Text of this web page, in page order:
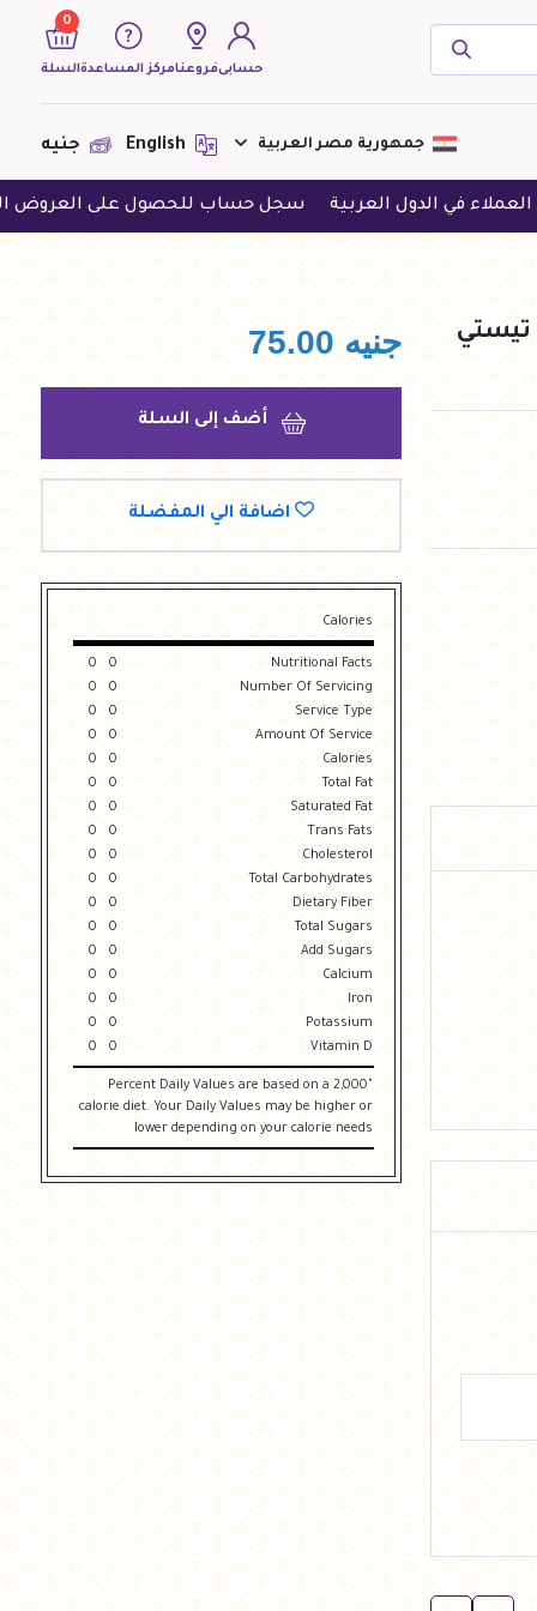
حسابىفروعنامركز المساعدة
0
السلة
لا يوجد منتجات لعرضها فى الوقت
الحالى
جمهورية مصر العربية جنيه
الدول العربية سجل حساب للحصول على العروض الحصرية
جنيه 75.00
أضف إلى السلة
اضافة الي المفضلة
Calories
Nutritional Facts
0
0
Number Of Servicing
0
0
Service Type
0
0
Amount Of Service
0
0
Calories
0
0
Total Fat
0
0
Saturated Fat
0
0
Trans Fats
0
0
Cholesterol
0
0
Total Carbohydrates
0
0
Dietary Fiber
0
0
Total Sugars
0
0
Add Sugars
0
0
Calcium
0
0
Iron
0
0
Potassium
0
0
Vitamin D
0
0
"Percent Daily Values are based on a 2,000
calorie diet. Your Daily Values may be higher or
lower depending on your calorie needs